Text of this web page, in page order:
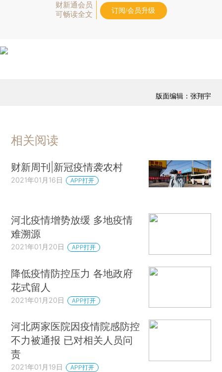
财新通会员
可畅读全文
订阅/会员升级
版面编辑：张翔宇
相关阅读
财新周刊|新冠疫情袭农村
2021年01月16日 APP打开
河北疫情增势放缓 多地疫情
难溯源
2021年01月20日 APP打开
降低疫情防控压力 各地政府
花式留人
2021年01月20日 APP打开
河北两家医院因疫情院感防控
不力被通报 已对相关人员问
责
2021年01月19日 APP打开